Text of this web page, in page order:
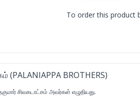
To order this product
(PALANIAPPA BROTHERS)
சிவகடாட்சம் அவர்கள் எழுதியது.